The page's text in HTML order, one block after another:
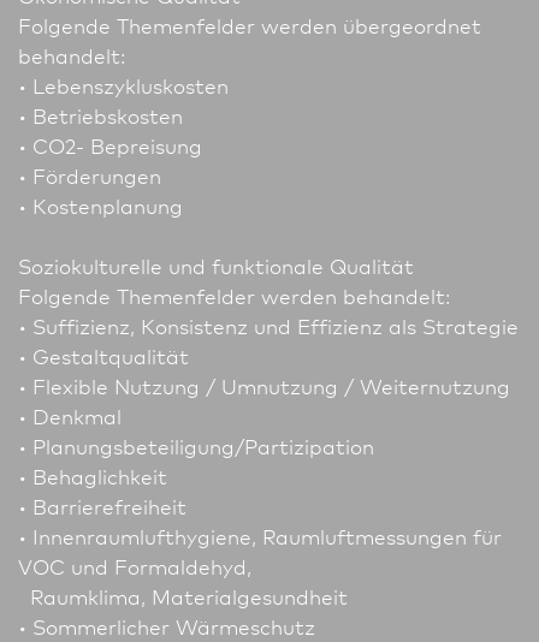
Folgende Themenfelder werden übergeordnet
behandelt:
• Lebenszykluskosten
• Betriebskosten
• CO2- Bepreisung
• Förderungen
• Kostenplanung
Soziokulturelle und funktionale Qualität
Folgende Themenfelder werden behandelt:
• Suffizienz, Konsistenz und Effizienz als Strategie
• Gestaltqualität
• Flexible Nutzung / Umnutzung / Weiternutzung
• Denkmal
• Planungsbeteiligung/Partizipation
• Behaglichkeit
• Barrierefreiheit
• Innenraumlufthygiene, Raumluftmessungen für
VOC und Formaldehyd,
Raumklima, Materialgesundheit
• Sommerlicher Wärmeschutz